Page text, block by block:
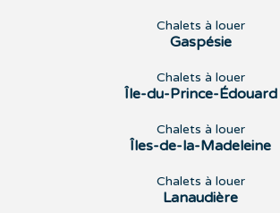
Chalets à louer
Gaspésie
Chalets à louer
Île-du-Prince-Édouard
Chalets à louer
Îles-de-la-Madeleine
Chalets à louer
Lanaudière